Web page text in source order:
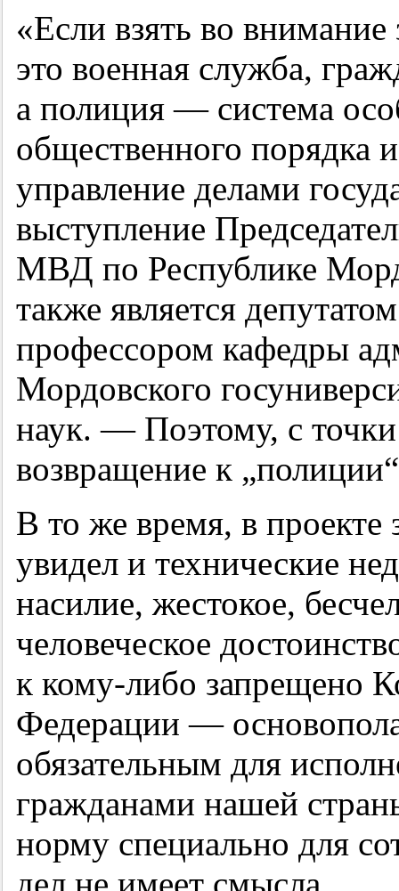
«Если взять во
это военная служба,
а полиция — система
общественного порядка
управление делами
выступление
МВД по Республике
также является
профессором кафедры
Мордовского
наук. — Поэтому, с точки
возвращение к
В то же время, в
увидел и технические
насилие, жестокое,
человеческое
к кому-либо запрещено
Федерации —
обязательным для
гражданами нашей
норму специально для